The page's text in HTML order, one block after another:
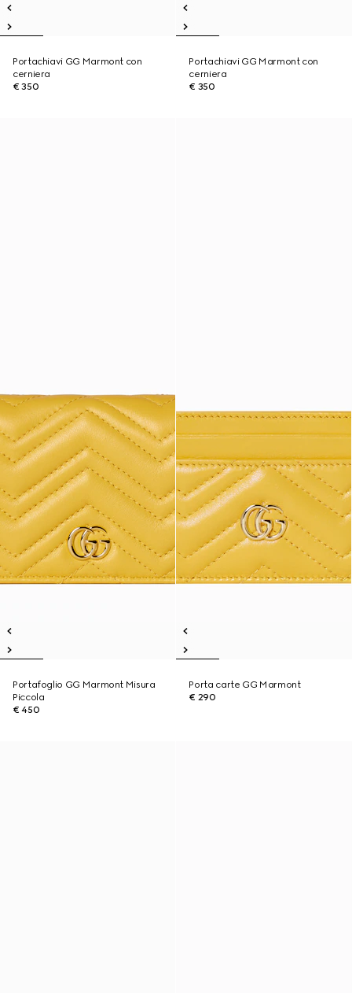
Portachiavi GG Marmont con
cerniera
€ 350
Portachiavi GG Marmont con
cerniera
€ 350
Portafoglio GG Marmont Misura
Piccola
€ 450
Porta carte GG Marmont
€ 290